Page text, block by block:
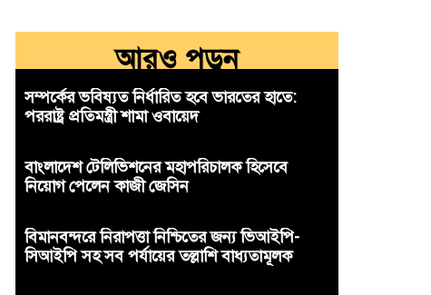
আরও পড়ুন
সম্পর্কের ভবিষ্যত নির্ধারিত হবে ভারতের হাতে:
পররাষ্ট্র প্রতিমন্ত্রী শামা ওবায়েদ
বাংলাদেশ টেলিভিশনের মহাপরিচালক হিসেবে
নিয়োগ পেলেন কাজী জেসিন
বিমানবন্দরে নিরাপত্তা নিশ্চিতের জন্য ভিআইপি-
সিআইপি সহ সব পর্যায়ের তল্লাশি বাধ্যতামূলক